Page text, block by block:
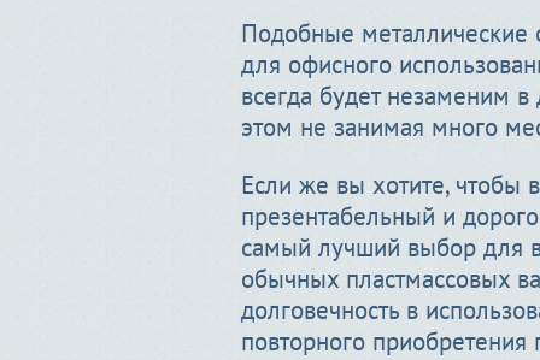
Подобные металлические
для офисного
всегда будет незаменим в
этом не занимая много
Если же вы хотите, чтобы
презентабельный и
самый лучший выбор для
обычных пластмассовых
долговечность в
повторного приобретения